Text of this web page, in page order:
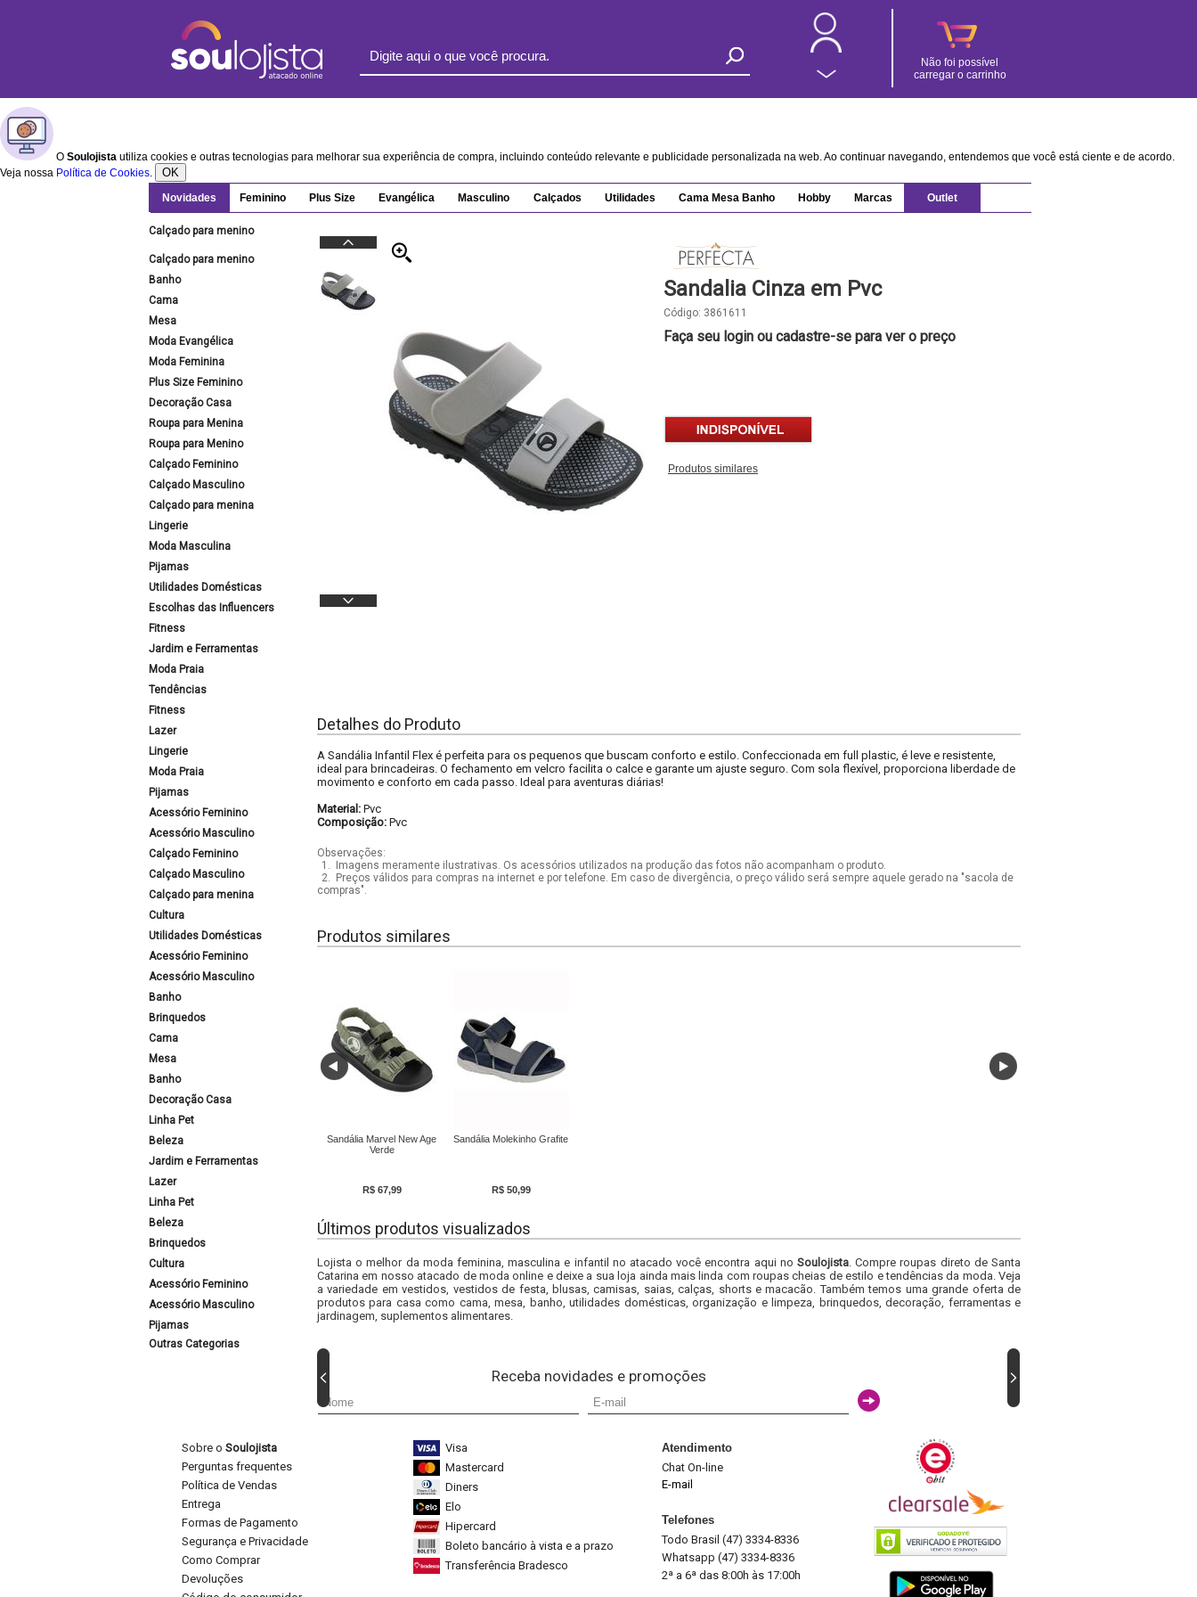
Não foi possível
carregar o carrinho
O Soulojista utiliza cookies e outras tecnologias para melhorar sua experiência de compra, incluindo conteúdo relevante e publicidade personalizada na web. Ao continuar navegando, entendemos que você está ciente e de acordo.
Veja nossa Política de Cookies. OK
Novidades Feminino Plus Size Evangélica Masculino Calçados Utilidades Cama Mesa Banho Hobby Marcas Outlet
Calçado para menino
Calçado para menino
Banho
Cama
Mesa
Moda Evangélica
Moda Feminina
Plus Size Feminino
Decoração Casa
Roupa para Menina
Roupa para Menino
Calçado Feminino
Calçado Masculino
Calçado para menina
Lingerie
Moda Masculina
Pijamas
Utilidades Domésticas
Escolhas das Influencers
Fitness
Jardim e Ferramentas
Moda Praia
Tendências
Fitness
Lazer
Lingerie
Moda Praia
Pijamas
Acessório Feminino
Acessório Masculino
Calçado Feminino
Calçado Masculino
Calçado para menina
Cultura
Utilidades Domésticas
Acessório Feminino
Acessório Masculino
Banho
Brinquedos
Cama
Mesa
Banho
Decoração Casa
Linha Pet
Beleza
Jardim e Ferramentas
Lazer
Linha Pet
Beleza
Brinquedos
Cultura
Acessório Feminino
Acessório Masculino
Pijamas
Outras Categorias
Sandalia Cinza em Pvc
Código: 3861611
Faça seu login ou cadastre-se para ver o preço
Produtos similares
Detalhes do Produto
A Sandália Infantil Flex é perfeita para os pequenos que buscam conforto e estilo. Confeccionada em full plastic, é leve e resistente,
ideal para brincadeiras. O fechamento em velcro facilita o calce e garante um ajuste seguro. Com sola flexível, proporciona liberdade de
movimento e conforto em cada passo. Ideal para aventuras diárias!
Material: Pvc
Composição: Pvc
Observações:
1.
Imagens meramente ilustrativas. Os acessórios utilizados na produção das fotos não acompanham o produto.
2.
Preços válidos para compras na internet e por telefone. Em caso de divergência, o preço válido será sempre aquele gerado na "sacola de
compras".
Produtos similares
Sandália Marvel New Age
Verde
R$ 67,99
Sandália Molekinho Grafite
R$ 50,99
Últimos produtos visualizados
Lojista o melhor da moda feminina, masculina e infantil no atacado você encontra aqui no Soulojista. Compre roupas direto de Santa
Catarina em nosso atacado de moda online e deixe a sua loja ainda mais linda com roupas cheias de estilo e tendências da moda. Veja
a variedade em vestidos, vestidos de festa, blusas, camisas, saias, calças, shorts e macacão. Também temos uma grande oferta de
produtos para casa como cama, mesa, banho, utilidades domésticas, organização e limpeza, brinquedos, decoração, ferramentas e
jardinagem, suplementos alimentares.
Receba novidades e promoções
Sobre o Soulojista
Perguntas frequentes
Política de Vendas
Entrega
Formas de Pagamento
Segurança e Privacidade
Como Comprar
Devoluções
Visa
Mastercard
Diners
Elo
Hipercard
Boleto bancário à vista e a prazo
Transferência Bradesco
Atendimento
Chat On-line
E-mail
Telefones
Todo Brasil (47) 3334-8336
Whatsapp (47) 3334-8336
2ª a 6ª das 8:00h às 17:00h